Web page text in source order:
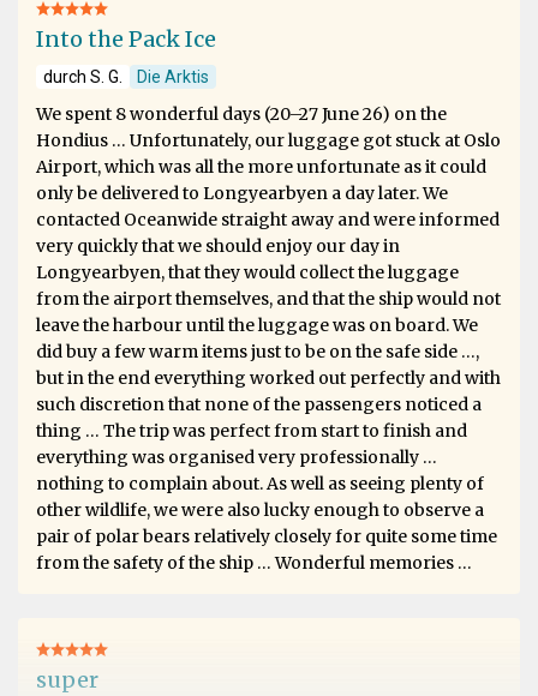
Into the Pack Ice
durch S. G. Die Arktis
We spent 8 wonderful days (20–27 June 26) on the
Hondius … Unfortunately, our luggage got stuck at Oslo
Airport, which was all the more unfortunate as it could
only be delivered to Longyearbyen a day later. We
contacted Oceanwide straight away and were informed
very quickly that we should enjoy our day in
Longyearbyen, that they would collect the luggage
from the airport themselves, and that the ship would not
leave the harbour until the luggage was on board. We
did buy a few warm items just to be on the safe side …,
but in the end everything worked out perfectly and with
such discretion that none of the passengers noticed a
thing … The trip was perfect from start to finish and
everything was organised very professionally …
nothing to complain about. As well as seeing plenty of
other wildlife, we were also lucky enough to observe a
pair of polar bears relatively closely for quite some time
from the safety of the ship … Wonderful memories …
super